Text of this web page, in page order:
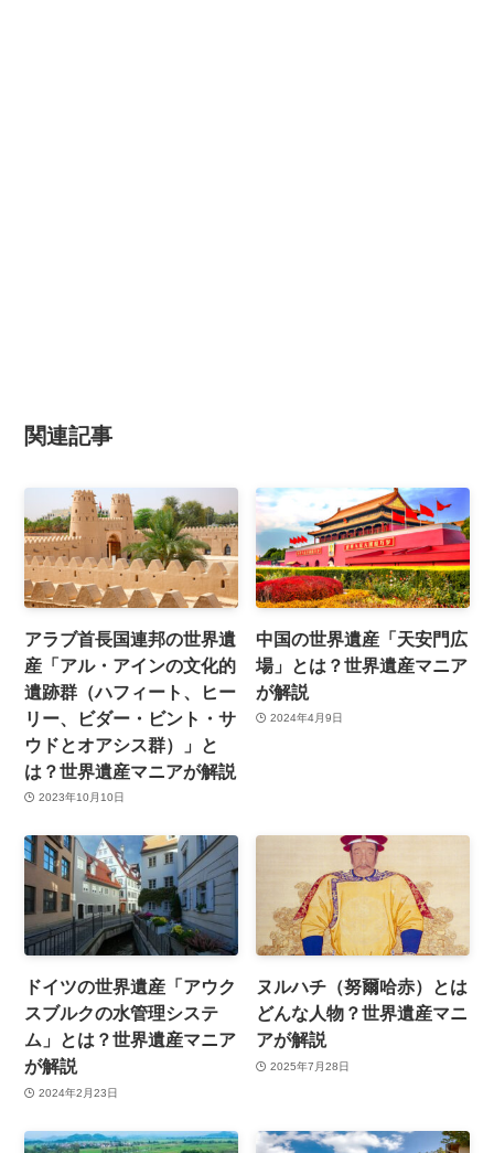
関連記事
アラブ首長国連邦の世界遺
産「アル・アインの文化的
遺跡群（ハフィート、ヒー
リー、ビダー・ビント・サ
ウドとオアシス群）」と
は？世界遺産マニアが解説
2023年10月10日
中国の世界遺産「天安門広
場」とは？世界遺産マニア
が解説
2024年4月9日
ドイツの世界遺産「アウク
スブルクの水管理システ
ム」とは？世界遺産マニア
が解説
2024年2月23日
ヌルハチ（努爾哈赤）とは
どんな人物？世界遺産マニ
アが解説
2025年7月28日